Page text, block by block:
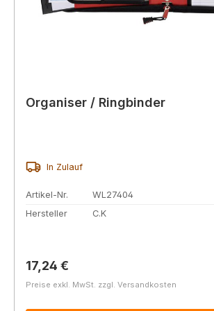
Organiser / Ringbinder
In Zulauf
Artikel-Nr.
WL27404
Hersteller
C.K
Regulärer Preis:
17,24 €
Preise exkl. MwSt. zzgl. Versandkosten